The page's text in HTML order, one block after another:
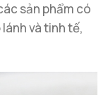
sản phẩm có
và tinh tế,